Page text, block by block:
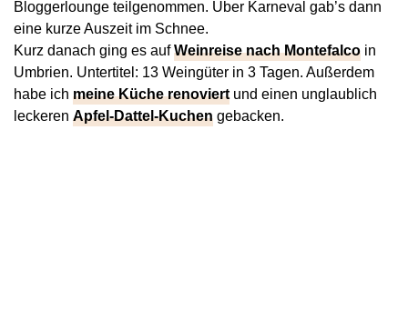
Bloggerlounge teilgenommen. Über Karneval gab’s dann
eine kurze Auszeit im Schnee.
Kurz danach ging es aufWeinreise nach Montefalco in
Umbrien. Untertitel: 13 Weingüter in 3 Tagen. Außerdem
habe ich meine Küche renoviert und einen unglaublich
leckeren Apfel-Dattel-Kuchen gebacken.